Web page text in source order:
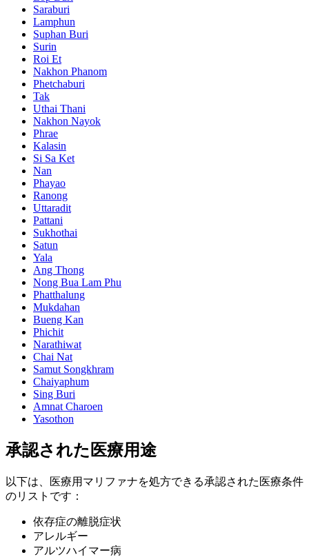
Saraburi
Lamphun
Suphan Buri
Surin
Roi Et
Nakhon Phanom
Phetchaburi
Tak
Uthai Thani
Nakhon Nayok
Phrae
Kalasin
Si Sa Ket
Nan
Phayao
Ranong
Uttaradit
Pattani
Sukhothai
Satun
Yala
Ang Thong
Nong Bua Lam Phu
Phatthalung
Mukdahan
Bueng Kan
Phichit
Narathiwat
Chai Nat
Samut Songkhram
Chaiyaphum
Sing Buri
Amnat Charoen
Yasothon
承認された医療用途
以下は、医療用マリファナを処方できる承認された医療条件
のリストです：
依存症の離脱症状
アレルギー
アルツハイマー病